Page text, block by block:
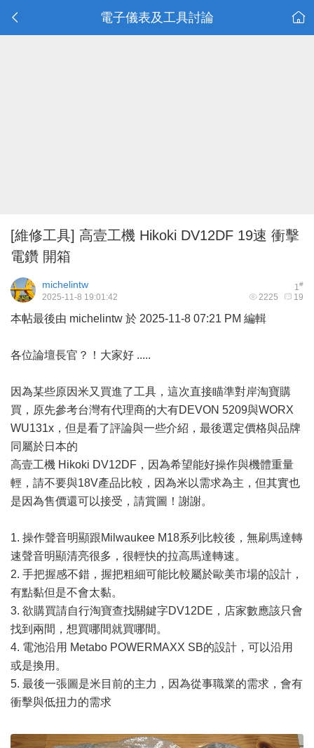
電子儀表及工具討論
[維修工具] 高壹工機 Hikoki DV12DF 19速 衝擊
電鑽 開箱
1#
michelintw
2225 19
2025-11-8 19:01:42
本帖最後由 michelintw 於 2025-11-8 07:21 PM 編輯
各位論壇長官？！大家好 .....
因為某些原因米又買進了工具，這次直接瞄準對岸淘寶購
買，原先參考台灣有代理商的大有DEVON 5209與WORX
WU131x，但是看了評論與一些介紹，最後選定價格與品牌
同屬於日本的
高壹工機 Hikoki DV12DF，因為希望能好操作與機體重量
輕，請不要與18V產品比較，因為米以需求為主，但其實也
是因為售價還可以接受，請賞圖！謝謝。
1. 操作聲音明顯跟Milwaukee M18系列比較後，無刷馬達轉
速聲音明顯清亮很多，很輕快的拉高馬達轉速。
2. 手把握感不錯，握把粗細可能比較屬於歐美市場的設計，
有點黏但是不會太黏。
3. 欲購買請自行淘寶查找關鍵字DV12DE，店家數應該只會
找到兩間，想買哪間就買哪間。
4. 電池沿用 Metabo POWERMAXX SB的設計，可以沿用
或是換用。
5. 最後一張圖是米目前的主力，因為從事職業的需求，會有
衝擊與低扭力的需求